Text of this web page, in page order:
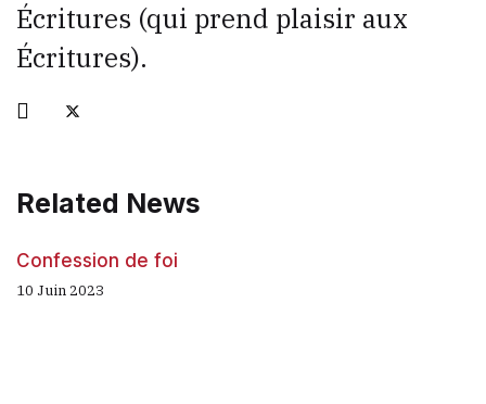
Écritures (qui prend plaisir aux
Écritures).
Related News
Confession de foi
10 Juin 2023